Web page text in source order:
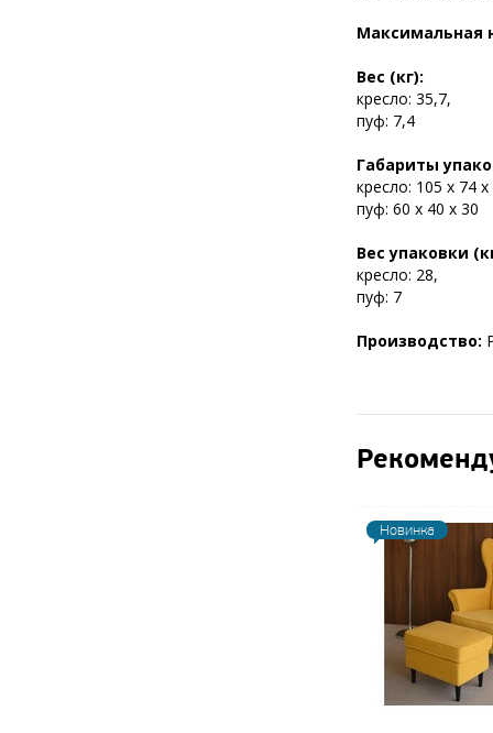
Максимальная
Вес (кг):
кресло: 35,7,
пуф: 7,4
Габариты
кресло: 105 х 74
пуф: 60 х 40 х 30
Вес упаковки
кресло: 28,
пуф: 7
Производство:
Новинка